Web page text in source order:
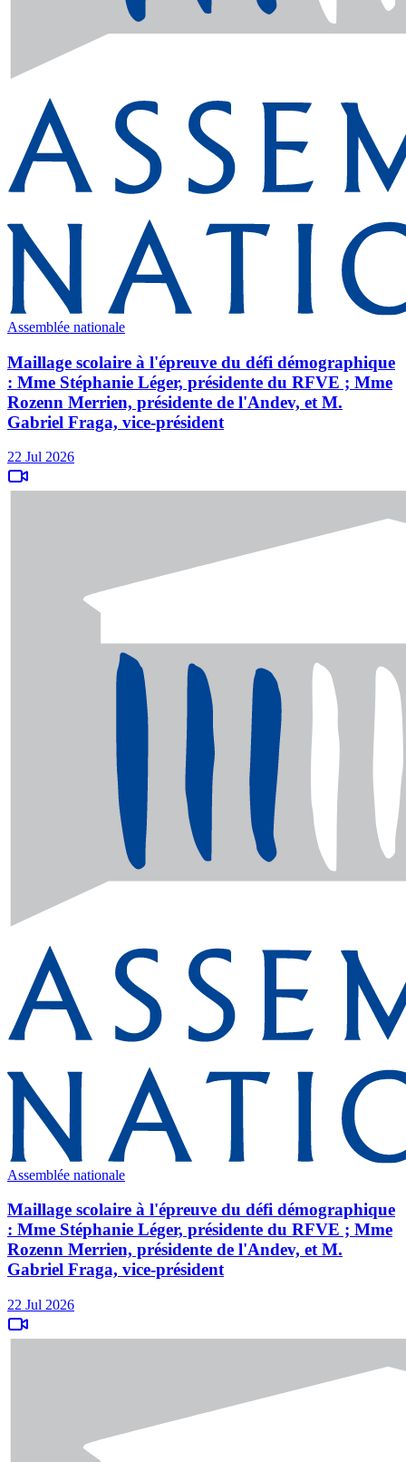
Assemblée nationale
Maillage scolaire à l'épreuve du défi démographique
: Mme Stéphanie Léger, présidente du RFVE ; Mme
Rozenn Merrien, présidente de l'Andev, et M.
Gabriel Fraga, vice-président
22 Jul 2026
Assemblée nationale
Maillage scolaire à l'épreuve du défi démographique
: Mme Stéphanie Léger, présidente du RFVE ; Mme
Rozenn Merrien, présidente de l'Andev, et M.
Gabriel Fraga, vice-président
22 Jul 2026